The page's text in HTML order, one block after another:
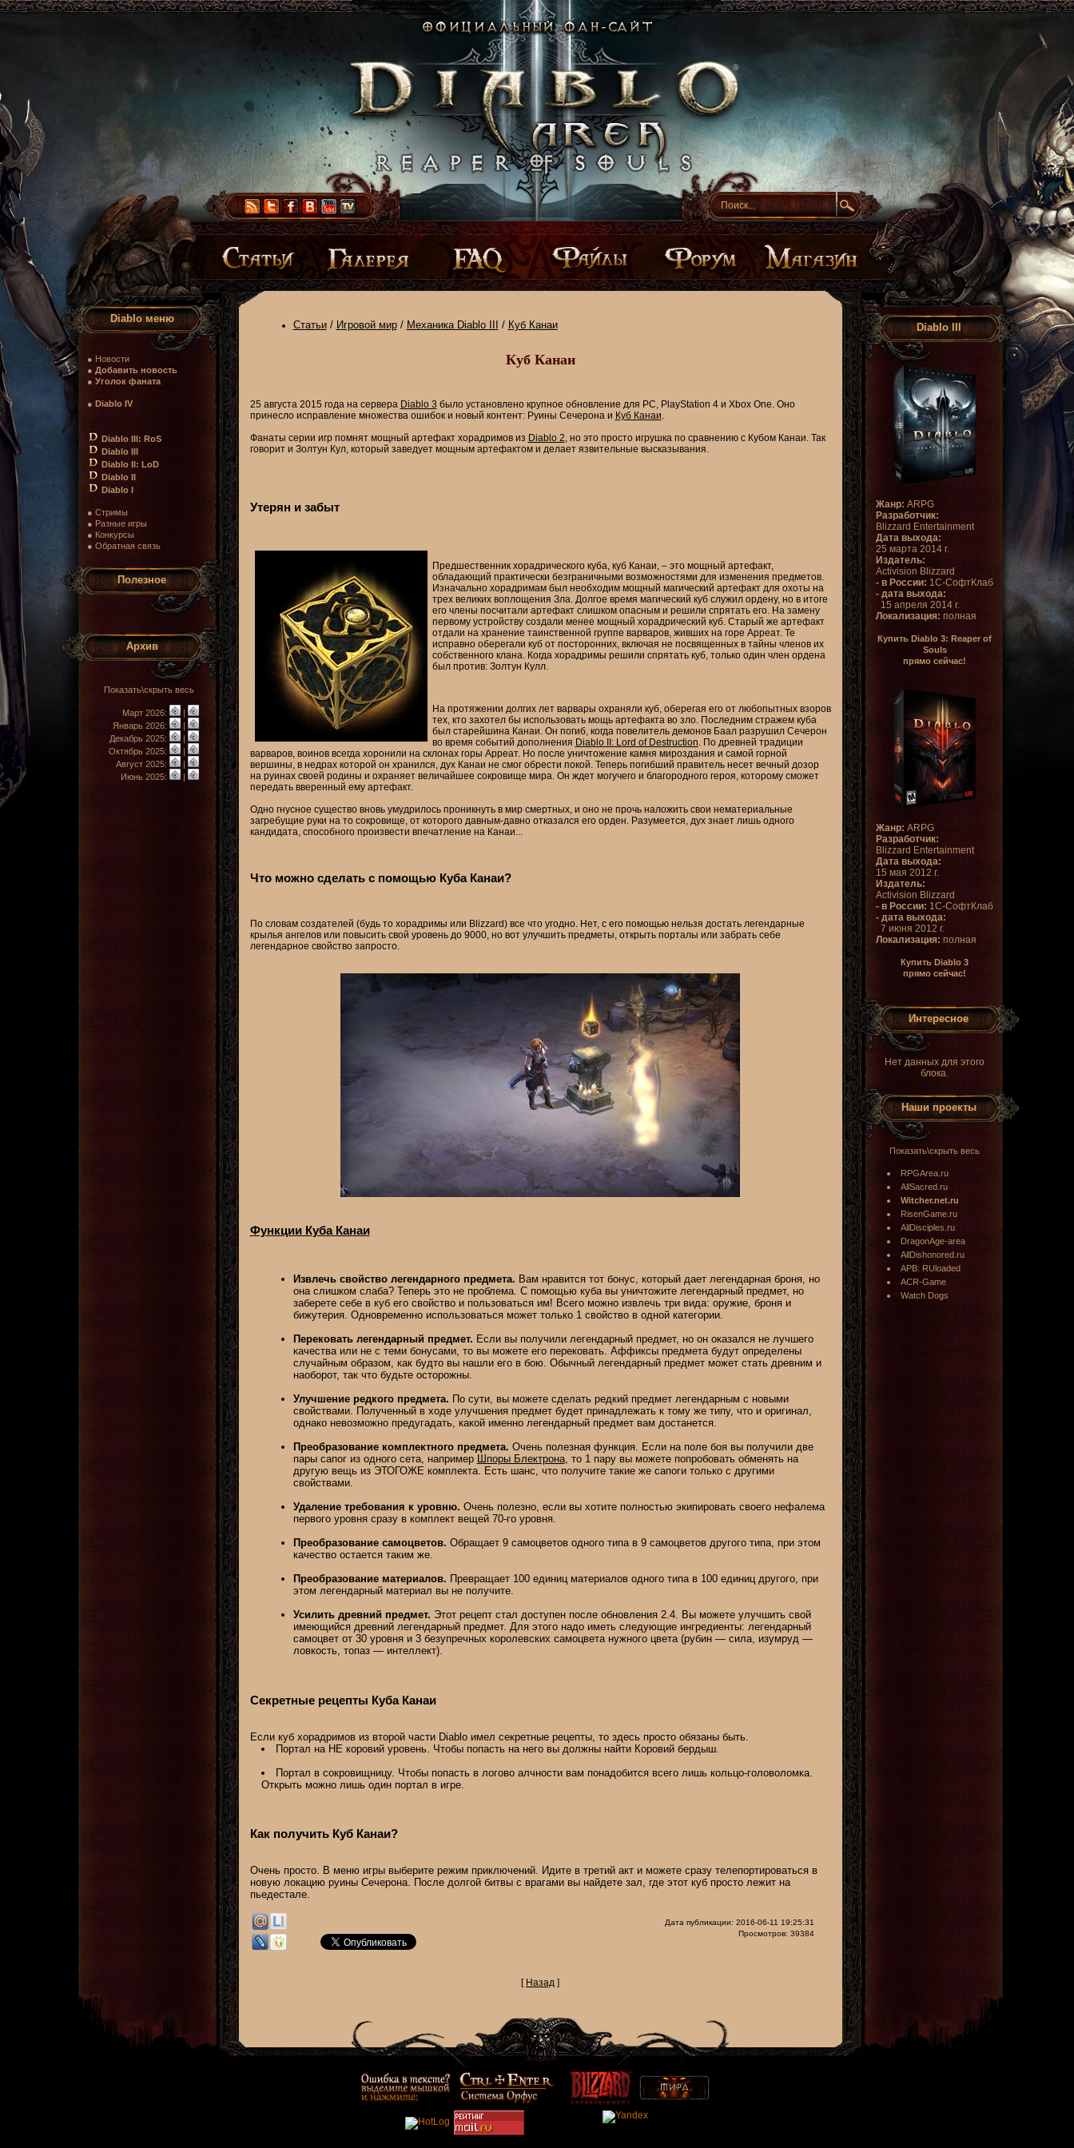
Diablo меню
● Новости
● Добавить новость
● Уголок фаната
● Diablo IV
Diablo III: RoS
Diablo III
Diablo II: LoD
Diablo II
Diablo I
● Стримы
● Разные игры
● Конкурсы
● Обратная связь
Полезное
Архив
Показать\скрыть весь
Март 2026:
|
Январь 2026:
|
Декабрь 2025:
|
Октябрь 2025:
|
Август 2025:
|
Июнь 2025:
|
Статьи/ Игровой мир/ Механика Diablo III / Куб Канаи
Куб Канаи
25 августа 2015 года на сервера Diablo 3 было установлено крупное обновление для PC, PlayStation 4 и Xbox One. Оно
принесло исправление множества ошибок и новый контент: Руины Сечерона и Куб Канаи.
Фанаты серии игр помнят мощный артефакт хорадримов из Diablo 2, но это просто игрушка по сравнению с Кубом Канаи. Так
говорит и Золтун Кул, который заведует мощным артефактом и делает язвительные высказывания.
Утерян и забыт
Предшественник хорадрического куба, куб Канаи, – это мощный артефакт,
обладающий практически безграничными возможностями для изменения предметов.
Изначально хорадримам был необходим мощный магический артефакт для охоты на
трех великих воплощения Зла. Долгое время магический куб служил ордену, но в итоге
его члены посчитали артефакт слишком опасным и решили спрятать его. На замену
первому устройству создали менее мощный хорадрический куб. Старый же артефакт
отдали на хранение таинственной группе варваров, живших на горе Арреат. Те
исправно оберегали куб от посторонних, включая не посвященных в тайны членов их
собственного клана. Когда хорадримы решили спрятать куб, только один член ордена
был против: Золтун Кулл.
На протяжении долгих лет варвары охраняли куб, оберегая его от любопытных взоров
тех, кто захотел бы использовать мощь артефакта во зло. Последним стражем куба
был старейшина Канаи. Он погиб, когда повелитель демонов Баал разрушил Сечерон
во время событий дополнения Diablo II: Lord of Destruction . По древней традиции
варваров, воинов всегда хоронили на склонах горы Арреат. Но после уничтожение камня мироздания и самой горной
вершины, в недрах которой он хранился, дух Канаи не смог обрести покой. Теперь погибший правитель несет вечный дозор
на руинах своей родины и охраняет величайшее сокровище мира. Он ждет могучего и благородного героя, которому сможет
передать вверенный ему артефакт.
Одно гнусное существо вновь умудрилось проникнуть в мир смертных, и оно не прочь наложить свои нематериальные
загребущие руки на то сокровище, от которого давным-давно отказался его орден. Разумеется, дух знает лишь одного
кандидата, способного произвести впечатление на Канаи...
Что можно сделать с помощью Куба Канаи?
По словам создателей (будь то хорадримы или Blizzard) все что угодно. Нет, с его помощью нельзя достать легендарные
крылья ангелов или повысить свой уровень до 9000, но вот улучшить предметы, открыть порталы или забрать себе
легендарное свойство запросто.
Функции Куба Канаи
Извлечь свойство легендарного предмета. Вам нравится тот бонус, который дает легендарная броня, но
она слишком слаба? Теперь это не проблема. С помощью куба вы уничтожите легендарный предмет, но
заберете себе в куб его свойство и пользоваться им! Всего можно извлечь три вида: оружие, броня и
бижутерия. Одновременно использоваться может только 1 свойство в одной категории.
Перековать легендарный предмет. Если вы получили легендарный предмет, но он оказался не лучшего
качества или не с теми бонусами, то вы можете его перековать. Аффиксы предмета будут определены
случайным образом, как будто вы нашли его в бою. Обычный легендарный предмет может стать древним и
наоборот, так что будьте осторожны.
Улучшение редкого предмета. По сути, вы можете сделать редкий предмет легендарным с новыми
свойствами. Полученный в ходе улучшения предмет будет принадлежать к тому же типу, что и оригинал,
однако невозможно предугадать, какой именно легендарный предмет вам достанется.
Преобразование комплектного предмета. Очень полезная функция. Если на поле боя вы получили две
пары сапог из одного сета, например Шпоры Блектрона, то 1 пару вы можете попробовать обменять на
другую вещь из ЭТОГОЖЕ комплекта. Есть шанс, что получите такие же сапоги только с другими
свойствами.
Удаление требования к уровню. Очень полезно, если вы хотите полностью экипировать своего нефалема
первого уровня сразу в комплект вещей 70-го уровня.
Преобразование самоцветов. Обращает 9 самоцветов одного типа в 9 самоцветов другого типа, при этом
качество остается таким же.
Преобразование материалов. Превращает 100 единиц материалов одного типа в 100 единиц другого, при
этом легендарный материал вы не получите.
Усилить древний предмет. Этот рецепт стал доступен после обновления 2.4. Вы можете улучшить свой
имеющийся древний легендарный предмет. Для этого надо иметь следующие ингредиенты: легендарный
самоцвет от 30 уровня и 3 безупречных королевских самоцвета нужного цвета (рубин — сила, изумруд —
ловкость, топаз — интеллект).
Секретные рецепты Куба Канаи
Если куб хорадримов из второй части Diablo имел секретные рецепты, то здесь просто обязаны быть.
Портал на НЕ коровий уровень. Чтобы попасть на него вы должны найти Коровий бердыш.
Портал в сокровищницу. Чтобы попасть в логово алчности вам понадобится всего лишь кольцо-головоломка.
Открыть можно лишь один портал в игре.
Как получить Куб Канаи?
Очень просто. В меню игры выберите режим приключений. Идите в третий акт и можете сразу телепортироваться в
новую локацию руины Сечерона. После долгой битвы с врагами вы найдете зал, где этот куб просто лежит на
пьедестале.
Дата публикации: 2016-06-11 19:25:31
Просмотров: 39384
[ Назад ]
Diablo III
Жанр: ARPG
Разработчик:
Blizzard Entertainment
Дата выхода:
25 марта 2014 г.
Издатель:
Activision Blizzard
- в России: 1С-СофтКлаб
- дата выхода:
15 апреля 2014 г.
Локализация: полная
Купить Diablo 3: Reaper of
Souls
прямо сейчас!
Жанр: ARPG
Разработчик:
Blizzard Entertainment
Дата выхода:
15 мая 2012 г.
Издатель:
Activision Blizzard
- в России: 1С-СофтКлаб
- дата выхода:
7 июня 2012 г.
Локализация: полная
Купить Diablo 3
прямо сейчас!
Интересное
Нет данных для этого
блока.
Наши проекты
Показать\скрыть весь
RPGArea.ru
AllSacred.ru
Witcher.net.ru
RisenGame.ru
AllDisciples.ru
DragonAge-area
AllDishonored.ru
APB: RUloaded
ACR-Game
Watch Dogs